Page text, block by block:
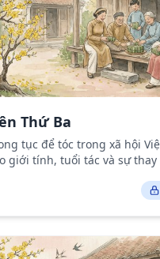
Thứ Ba
tục để tóc trong xã hội
giới tính, tuổi tác và sự